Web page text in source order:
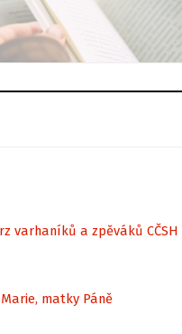
varhaníků a zpěváků CČSH
matky Páně